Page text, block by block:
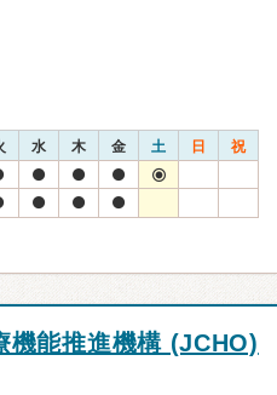
水 木 金 土 日 祝
機能推進機構 (JCHO)